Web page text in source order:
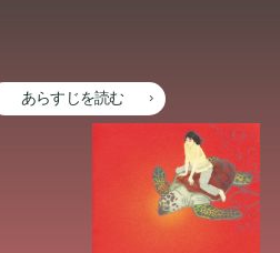
あらすじを読む